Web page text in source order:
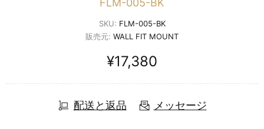
FLM-005-BK
SKU: FLM-005-BK
販売元: WALL FIT MOUNT
¥17,380
配送と返品 メッセージ